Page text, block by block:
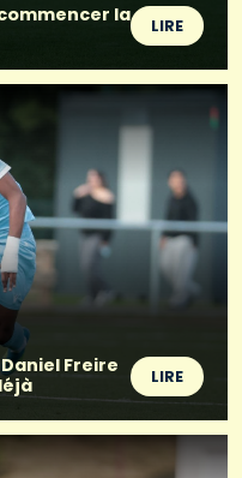
la
LIRE
Freire
LIRE